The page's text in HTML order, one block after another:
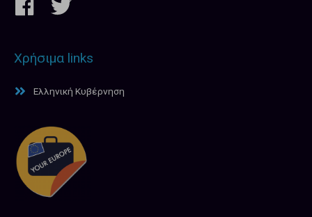
Χρήσιμα links
Ελληνική Κυβέρνηση